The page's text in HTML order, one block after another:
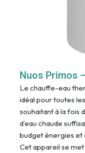
Nuos Primos
Le chauffe-eau
idéal pour toutes
souhaitant à la fois
d’eau chaude
budget énergies et
Cet appareil se